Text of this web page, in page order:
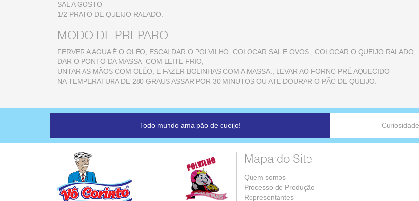
SAL A GOSTO
1/2 PRATO DE QUEIJO RALADO.
MODO DE PREPARO
FERVER A AGUA É O OLÉO, ESCALDAR O POLVILHO, COLOCAR SAL E OVOS , COLOCAR O QUEIJO RALADO,
DAR O PONTO DA MASSA COM LEITE FRIO,
UNTAR AS MÃOS COM OLÉO, E FAZER BOLINHAS COM A MASSA., LEVAR AO FORNO PRÉ AQUECIDO
NA TEMPERATURA DE 280 GRAUS ASSAR POR 30 MINUTOS OU ATE DOURAR O PÃO DE QUEIJO.
Todo mundo ama pão de queijo! Curiosidade
Mapa do Site
Quem somos
Processo de Produção
Representantes